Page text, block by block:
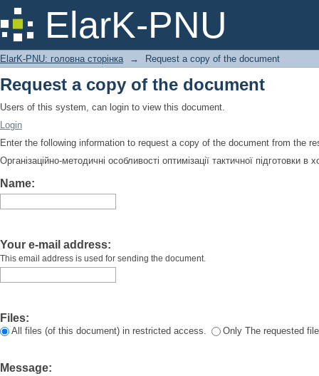
ElarK-PNU
Request a copy of the document
ElarK-PNU: головна сторінка → Request a copy of the document
Request a copy of the document
Users of this system, can login to view this document.
Login
Enter the following information to request a copy of the document from the
Організаційно-методичні особливості оптимізації тактичної підготовки в
Name:
Your e-mail address:
This email address is used for sending the document.
Files:
All files (of this document) in restricted access. Only The requested
Message: